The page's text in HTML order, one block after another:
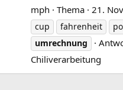
mph Thema 21.
cup
fahrenheit
umrechnung
Chiliverarbeitung